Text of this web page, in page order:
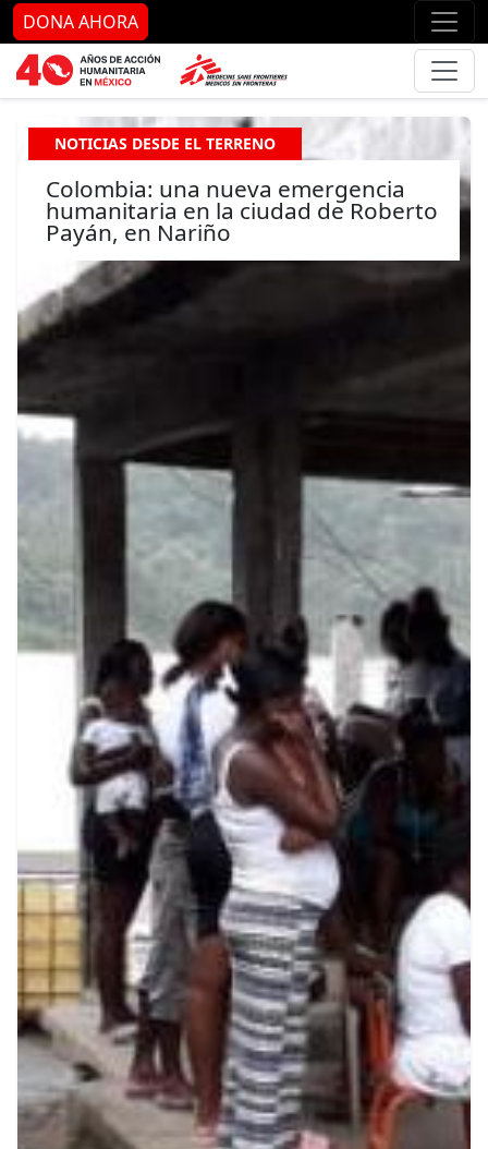
Ir al contenido principal Ir
DONA AHORA
NOTICIAS DESDE EL TERRENO
Colombia: una nueva emergencia
humanitaria en la ciudad de Roberto
Payán, en Nariño